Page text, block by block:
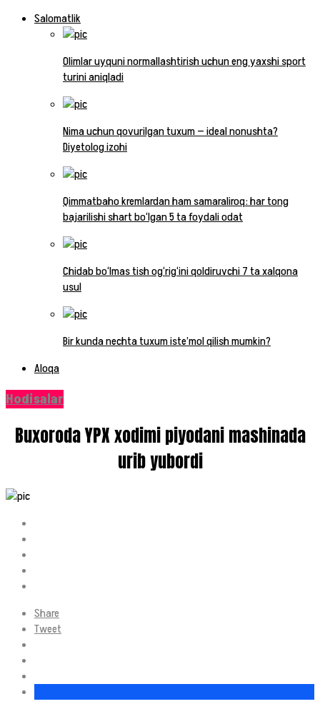
Salomatlik
Olimlar uyquni normallashtirish uchun eng yaxshi sport
turini aniqladi
Nima uchun qovurilgan tuxum — ideal nonushta?
Diyetolog izohi
Qimmatbaho kremlardan ham samaraliroq: har tong
bajarilishi shart bo‘lgan 5 ta foydali odat
Chidab bo‘lmas tish og‘rig‘ini qoldiruvchi 7 ta xalqona
usul
Bir kunda nechta tuxum iste’mol qilish mumkin?
Aloqa
Hodisalar
Buxoroda YPX xodimi piyodani mashinada
urib yubordi
Share
Tweet